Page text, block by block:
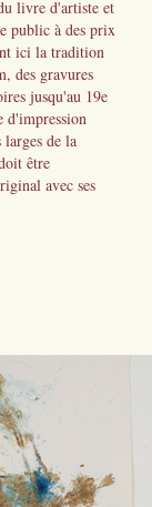
livre d'artiste et
public à des prix
ici la tradition
des gravures
jusqu'au 19e
d'impression
larges de la
être
avec ses